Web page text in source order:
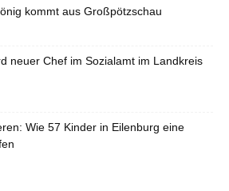
kommt aus Großpötzschau
neuer Chef im Sozialamt im Landkreis
Wie 57 Kinder in Eilenburg eine